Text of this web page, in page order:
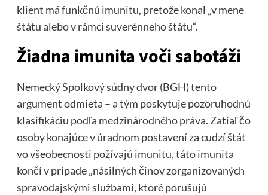
klient má funkčnú imunitu, pretože konal „v mene
štátu alebo v rámci suverénneho štátu“.
Žiadna imunita voči sabotáži
Nemecký Spolkový súdny dvor (BGH) tento
argument odmieta – a tým poskytuje pozoruhodnú
klasifikáciu podľa medzinárodného práva. Zatiaľ čo
osoby konajúce v úradnom postavení za cudzí štát
vo všeobecnosti požívajú imunitu, táto imunita
končí v prípade „násilných činov zorganizovaných
spravodajskými službami, ktoré porušujú